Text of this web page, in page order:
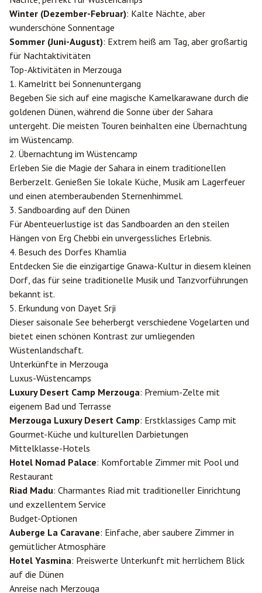
Winter (Dezember-Februar): Kalte Nächte, aber
wunderschöne Sonnentage
Sommer (Juni-August): Extrem heiß am Tag, aber großartig
für Nachtaktivitäten
Top-Aktivitäten in Merzouga
1. Kamelritt bei Sonnenuntergang
Begeben Sie sich auf eine magische Kamelkarawane durch die
goldenen Dünen, während die Sonne über der Sahara
untergeht. Die meisten Touren beinhalten eine Übernachtung
im Wüstencamp.
2. Übernachtung im Wüstencamp
Erleben Sie die Magie der Sahara in einem traditionellen
Berberzelt. Genießen Sie lokale Küche, Musik am Lagerfeuer
und einen atemberaubenden Sternenhimmel.
3. Sandboarding auf den Dünen
Für Abenteuerlustige ist das Sandboarden an den steilen
Hängen von Erg Chebbi ein unvergessliches Erlebnis.
4. Besuch des Dorfes Khamlia
Entdecken Sie die einzigartige Gnawa-Kultur in diesem kleinen
Dorf, das für seine traditionelle Musik und Tanzvorführungen
bekannt ist.
5. Erkundung von Dayet Srji
Dieser saisonale See beherbergt verschiedene Vogelarten und
bietet einen schönen Kontrast zur umliegenden
Wüstenlandschaft.
Unterkünfte in Merzouga
Luxus-Wüstencamps
Luxury Desert Camp Merzouga: Premium-Zelte mit
eigenem Bad und Terrasse
Merzouga Luxury Desert Camp: Erstklassiges Camp mit
Gourmet-Küche und kulturellen Darbietungen
Mittelklasse-Hotels
Hotel Nomad Palace: Komfortable Zimmer mit Pool und
Restaurant
Riad Madu: Charmantes Riad mit traditioneller Einrichtung
und exzellentem Service
Budget-Optionen
Auberge La Caravane: Einfache, aber saubere Zimmer in
gemütlicher Atmosphäre
Hotel Yasmina: Preiswerte Unterkunft mit herrlichem Blick
auf die Dünen
Anreise nach Merzouga